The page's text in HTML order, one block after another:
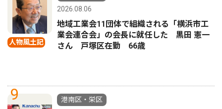
人物風土記
2026.08.06
地域工業会11団体で組織される「横浜市工
業会連合会」の会長に就任した 黒田 憲一
さん 戸塚区在勤 66歳
9
港南区・栄区